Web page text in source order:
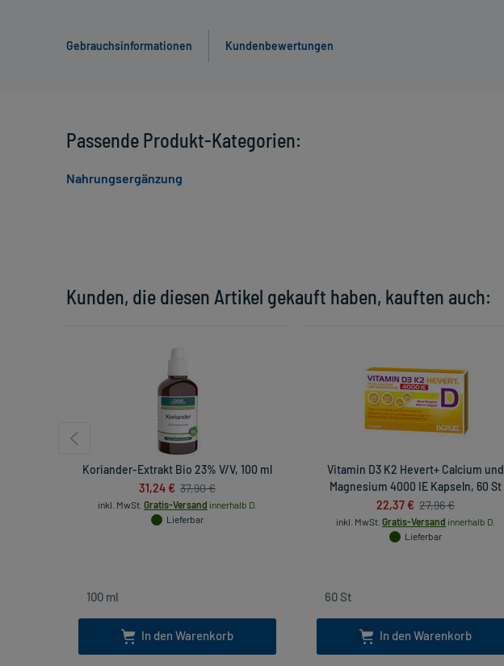
Gebrauchsinformationen Kundenbewertungen
Kunden, die diesen Artikel gekauft haben, kauften auch:
Koriander-Extrakt Bio 23% V/V, 100 ml
31,24 € 37,90 €
inkl. MwSt. Gratis-Versand innerhalb D.
Lieferbar
In den Warenkorb
Vitamin D3 K2 Hevert+ Calcium und
Magnesium 4000 IE Kapseln, 60 St
22,37 € 27,96 €
inkl. MwSt. Gratis-Versand innerhalb D.
Lieferbar
In den Warenkorb
Passende Produkt-Kategorien:
Nahrungsergänzung